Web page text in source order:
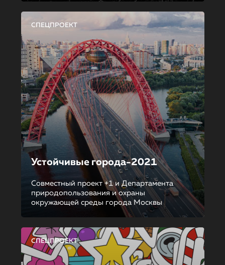
СПЕЦПРОЕКТ
Устойчивые города-2021
Совместный проект +1 и Департамента
природопользования и охраны
окружающей среды города Москвы
СПЕЦПРОЕКТ